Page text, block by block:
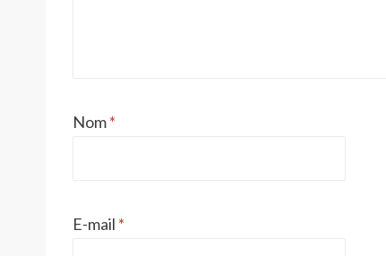
Nom*
E-mail *